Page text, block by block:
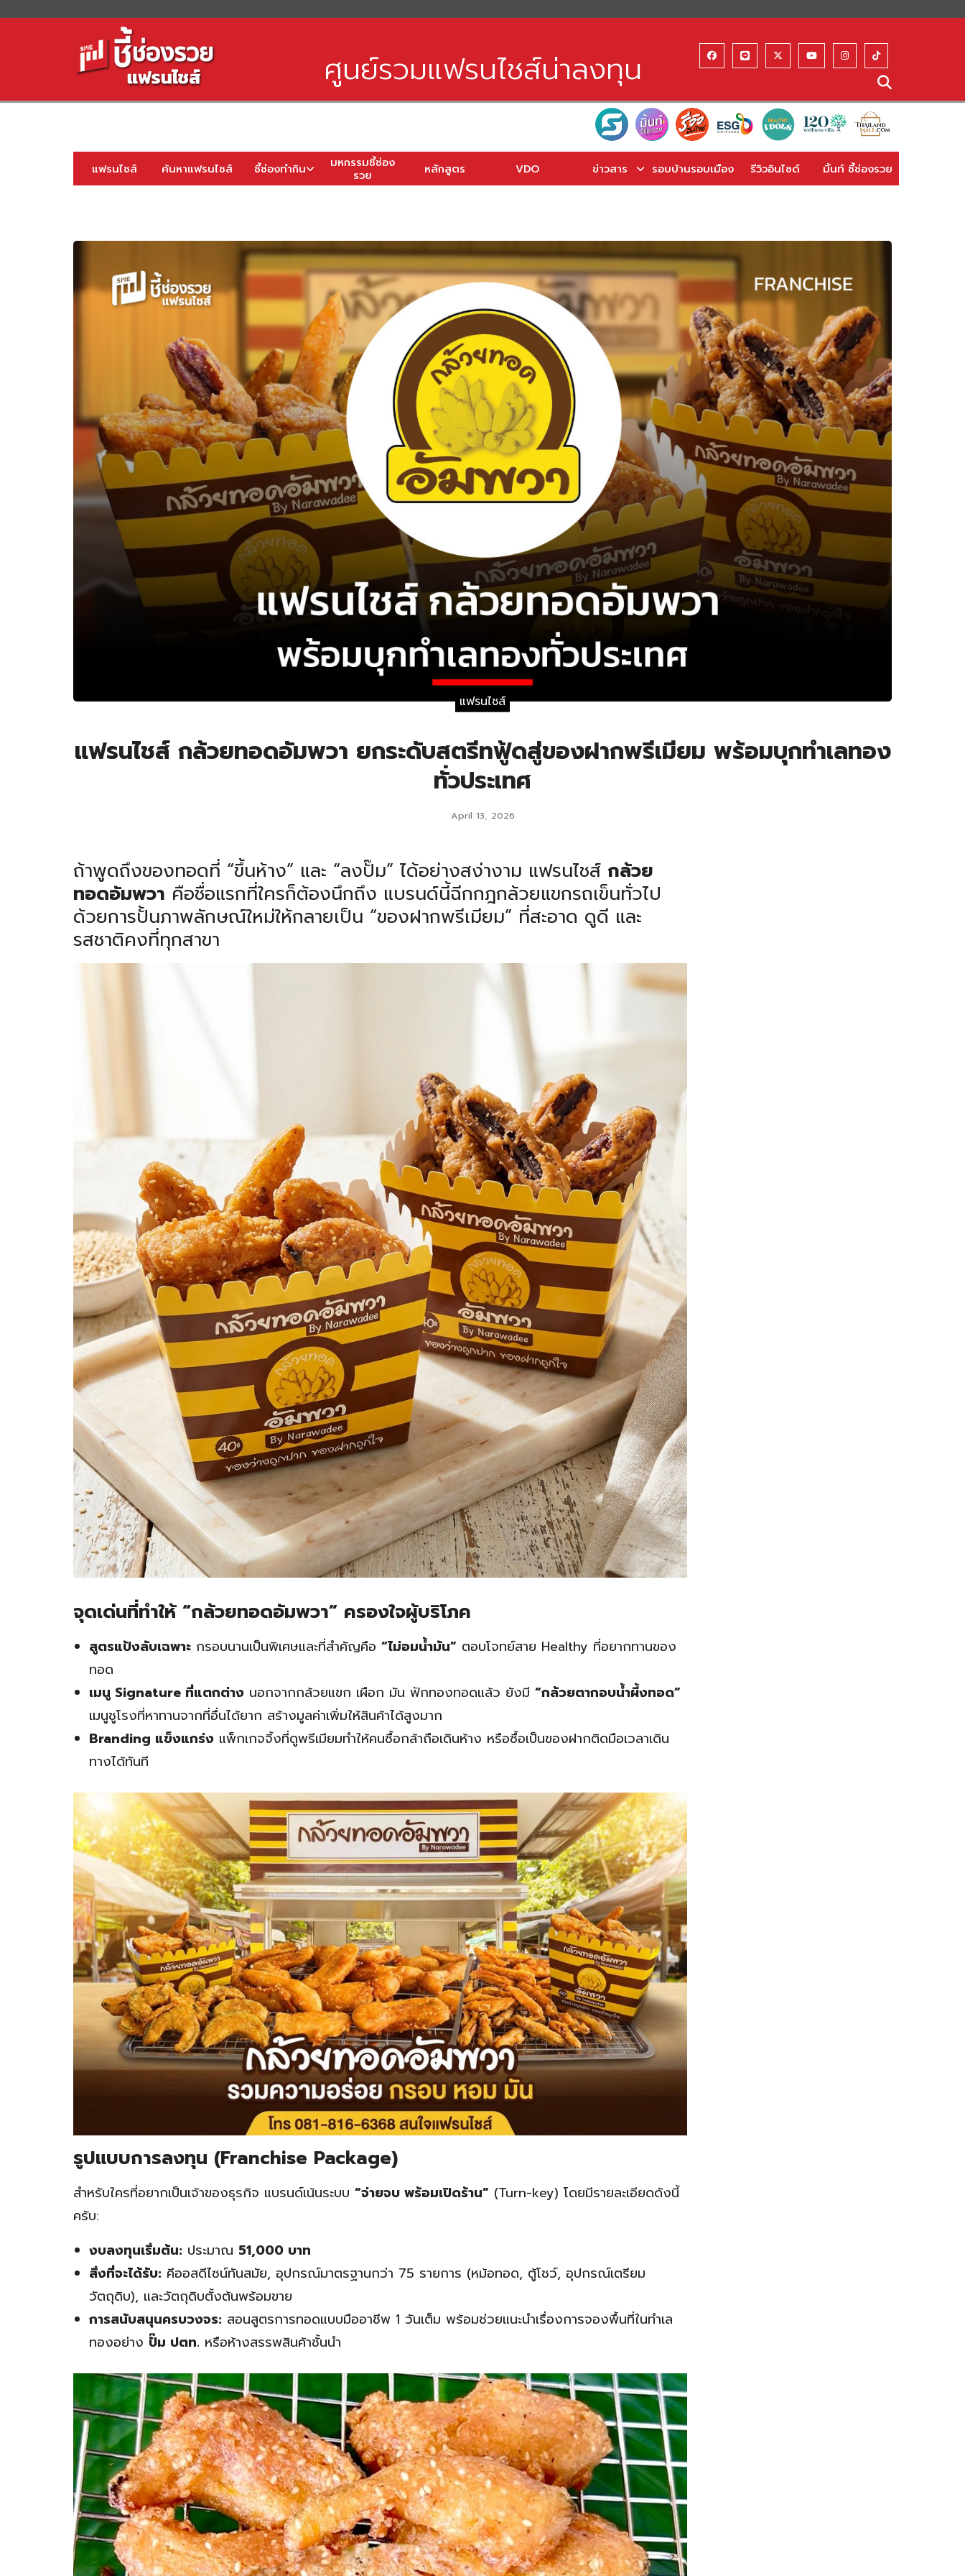
ศูนย์รวมแฟรนไชส์น่าลงทุน
แฟรนไชส์ ค้นหาแฟรนไชส์ ชี้ช่องทำกิน
มหกรรมชี้ช่อง
รวย
หลักสูตร VDO ข่าวสาร รอบบ้านรอบเมือง รีวิวอินไซด์ มิ้นท์ ชี้ช่องรวย
แฟรนไชส์
แฟรนไชส์ กล้วยทอดอัมพวา ยกระดับสตรีทฟู้ดสู่ของฝากพรีเมียม พร้อมบุกทำเลทอง
ทั่วประเทศ
April 13, 2026
ถ้าพูดถึงของทอดที่ “ขึ้นห้าง” และ “ลงปั๊ม” ได้อย่างสง่างาม แฟรนไชส์ กล้วย
ทอดอัมพวา คือชื่อแรกที่ใครก็ต้องนึกถึง แบรนด์นี้ฉีกกฎกล้วยแขกรถเข็นทั่วไป
ด้วยการปั้นภาพลักษณ์ใหม่ให้กลายเป็น “ของฝากพรีเมียม” ที่สะอาด ดูดี และ
รสชาติคงที่ทุกสาขา
จุดเด่นที่ทำให้ “กล้วยทอดอัมพวา” ครองใจผู้บริโภค
สูตรแป้งลับเฉพาะกรอบนานเป็นพิเศษและที่สำคัญคือ “ไม่อมน้ำมัน” ตอบโจทย์สาย Healthy ที่อยากทานของ
ทอด
เมนู Signature ที่แตกต่างนอกจากกล้วยแขก เผือก มัน ฟักทองทอดแล้ว ยังมี “กล้วยตากอบน้ำผึ้งทอด”
เมนูชูโรงที่หาทานจากที่อื่นได้ยาก สร้างมูลค่าเพิ่มให้สินค้าได้สูงมาก
Branding แข็งแกร่งแพ็กเกจจิ้งที่ดูพรีเมียมทำให้คนซื้อกล้าถือเดินห้าง หรือซื้อเป็นของฝากติดมือเวลาเดิน
ทางได้ทันที
รูปแบบการลงทุน (Franchise Package)
สำหรับใครที่อยากเป็นเจ้าของธุรกิจ แบรนด์เน้นระบบ “จ่ายจบ พร้อมเปิดร้าน” (Turn-key) โดยมีรายละเอียดดังนี้
ครับ:
งบลงทุนเริ่มต้น:ประมาณ 51,000 บาท
สิ่งที่จะได้รับ:คีออสดีไซน์ทันสมัย, อุปกรณ์มาตรฐานกว่า 75 รายการ (หม้อทอด, ตู้โชว์, อุปกรณ์เตรียม
วัตถุดิบ), และวัตถุดิบตั้งต้นพร้อมขาย
การสนับสนุนครบวงจร:สอนสูตรการทอดแบบมืออาชีพ 1 วันเต็ม พร้อมช่วยแนะนำเรื่องการจองพื้นที่ในทำเล
ทองอย่าง ปั๊ม ปตท. หรือห้างสรรพสินค้าชั้นนำ